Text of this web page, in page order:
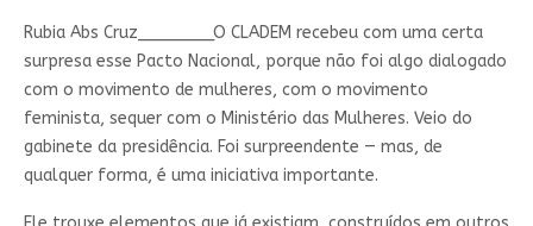
Rubia Abs Cruz________ O CLADEM recebeu com uma certa
surpresa esse Pacto Nacional, porque não foi algo dialogado
com o movimento de mulheres, com o movimento
feminista, sequer com o Ministério das Mulheres. Veio do
gabinete da presidência. Foi surpreendente — mas, de
qualquer forma, é uma iniciativa importante.